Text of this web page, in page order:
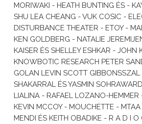
MORIWAKI - HEATH BUNTING ÉS -
SHU LEA CHEANG - VUK COSIC -
DISTURBANCE THEATER - ETOY -
KEN GOLDBERG - NATALIE
KAISER ÉS SHELLEY ESHKAR - JOHN
KNOWBOTIC RESEARCH PETER
GOLAN LEVIN SCOTT GIBBONSSZAL
SHAKARRAL ÉS YASMIN
LIALINA - RAFAEL LOZANO-HEMMER
KEVIN MCCOY - MOUCHETTE -
MENDI ÉS KEITH OBADIKE - R A D I